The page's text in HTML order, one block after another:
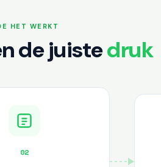
HET WERKT
de juistedruk
02